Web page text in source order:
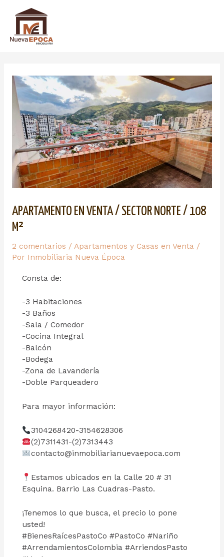
APARTAMENTO EN VENTA / SECTOR NORTE / 108
M²
2 comentarios / Apartamentos y Casas en Venta /
Por Inmobiliaria Nueva Época
Consta de:
-3 Habitaciones
-3 Baños
-Sala / Comedor
-Cocina Integral
-Balcón
-Bodega
-Zona de Lavandería
-Doble Parqueadero
Para mayor información:
3104268420-3154628306
(2)7311431-(2)7313443
contacto@inmobiliarianuevaepoca.com
Estamos ubicados en la Calle 20 # 31
Esquina. Barrio Las Cuadras-Pasto.
¡Tenemos lo que busca, el precio lo pone
usted!
#BienesRaícesPastoCo #PastoCo #Nariño
#ArrendamientosColombia #ArriendosPasto